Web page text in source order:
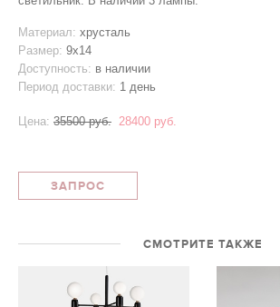
Материал: хрусталь
Размер: 9х14
Доступность: в наличии
Период доставки: 1 день
Цена: 35500 руб. 28400 руб.
ЗАПРОС
СМОТРИТЕ ТАКЖЕ